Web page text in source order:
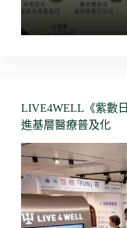
LIVE4WELL《紫數
進基層醫療普及化